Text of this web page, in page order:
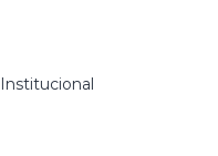
Institucional